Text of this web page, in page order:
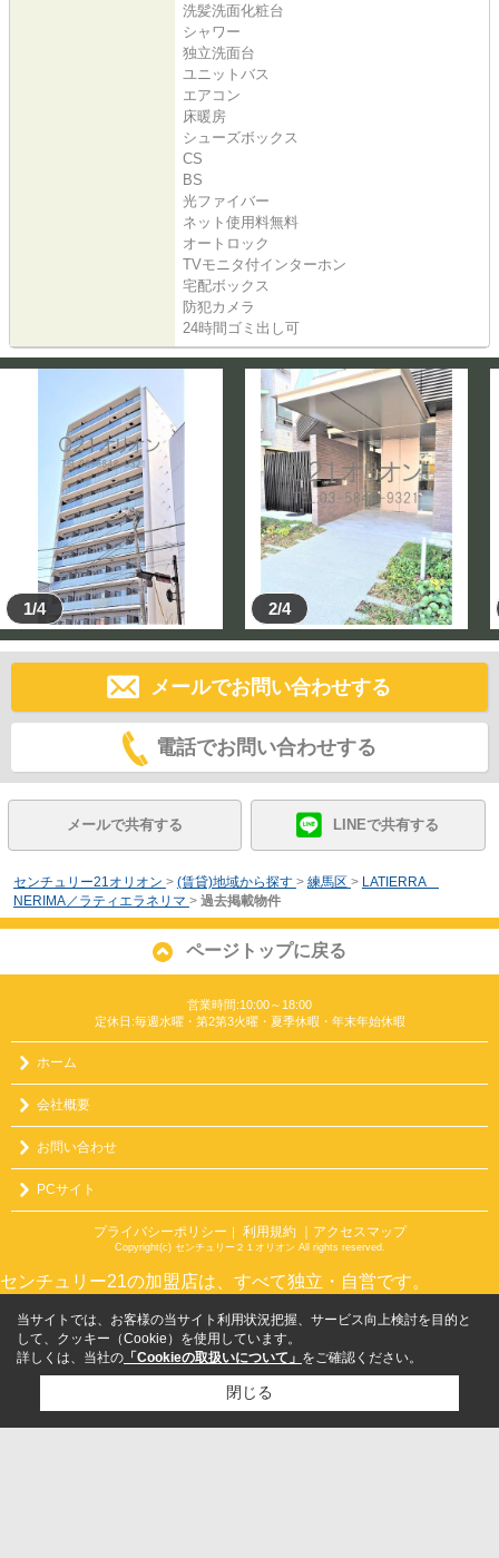
洗髪洗面化粧台
シャワー
独立洗面台
ユニットバス
エアコン
床暖房
シューズボックス
CS
BS
光ファイバー
ネット使用料無料
オートロック
TVモニタ付インターホン
宅配ボックス
防犯カメラ
24時間ゴミ出し可
1/4 2/4
メールでお問い合わせする
電話でお問い合わせする
メールで共有する LINEで共有する
センチュリー21オリオン > (賃貸)地域から探す > 練馬区 > LATIERRA
NERIMA／ラティエラネリマ > 過去掲載物件
ページトップに戻る
営業時間:10:00～18:00
定休日:毎週水曜・第2第3火曜・夏季休暇・年末年始休暇
ホーム
会社概要
お問い合わせ
PCサイト
プライバシーポリシー ｜ 利用規約 ｜アクセスマップ
Copyright(c) センチュリー２１オリオン All rights reserved.
センチュリー21の加盟店は、すべて独立・自営です。
当サイトでは、お客様の当サイト利用状況把握、サービス向上検討を目的と
して、クッキー（Cookie）を使用しています。
詳しくは、当社の 「Cookieの取扱いについて」 をご確認ください。
閉じる